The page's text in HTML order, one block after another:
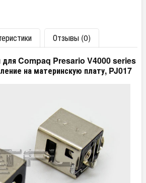
Отзывы (0)
для Compaq Presario V4000 series
на материнскую плату, PJ017